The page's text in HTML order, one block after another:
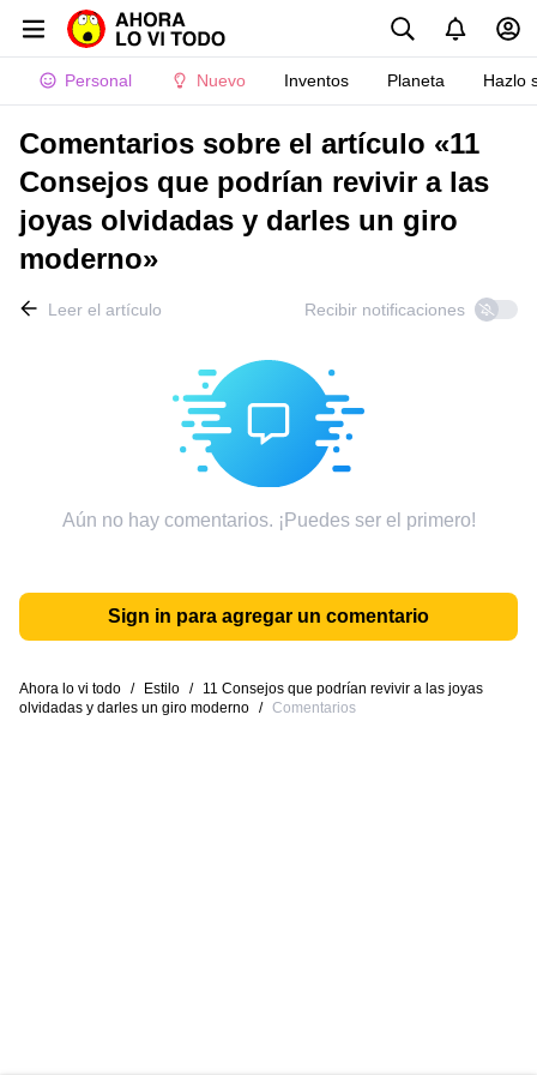
Personal Nuevo Inventos Planeta Hazlo
Comentarios sobre el artículo «11
Consejos que podrían revivir a las
joyas olvidadas y darles un giro
moderno»
Leer el artículo Recibir notificaciones
Aún no hay comentarios. ¡Puedes ser el primero!
Sign in para agregar un comentario
Ahora lo vi todo / Estilo /
11 Consejos que podrían revivir a las joyas
olvidadas y darles un giro moderno / Comentarios